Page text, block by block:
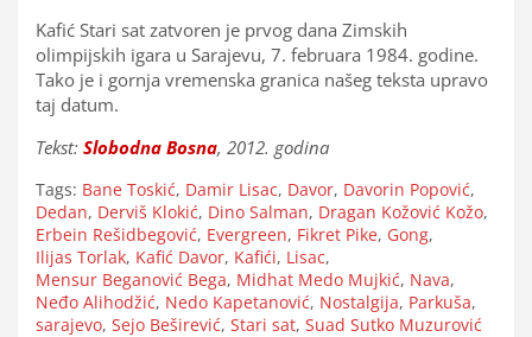
Kafić Stari sat zatvoren je prvog dana Zimskih
olimpijskih igara u Sarajevu, 7. februara 1984. godine.
Tako je i gornja vremenska granica našeg teksta upravo
taj datum.
Tekst: Slobodna Bosna, 2012. godina
Tags: Bane Toskić, Damir Lisac, Davor, Davorin Popović,
Dedan, Derviš Klokić, Dino Salman, Dragan Kožović Kožo,
Erbein Rešidbegović, Evergreen, Fikret Pike, Gong,
Ilijas Torlak, Kafić Davor, Kafići, Lisac,
Mensur Beganović Bega, Midhat Medo Mujkić, Nava,
Neđo Alihodžić, Nedo Kapetanović, Nostalgija, Parkuša,
sarajevo, Sejo Beširević, Stari sat, Suad Sutko Muzurović